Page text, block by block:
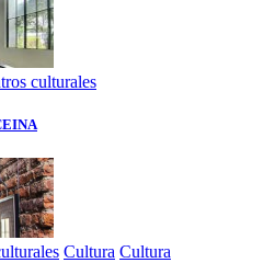
culturales
Cultura Cultura